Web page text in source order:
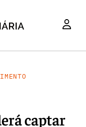
captar